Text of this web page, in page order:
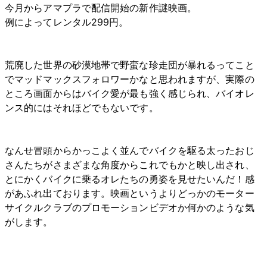
今月からアマプラで配信開始の新作謎映画。
例によってレンタル299円。
荒廃した世界の砂漠地帯で野蛮な珍走団が暴れるってこと
でマッドマックスフォロワーかなと思われますが、実際の
ところ画面からはバイク愛が最も強く感じられ、バイオレ
ンス的にはそれほどでもないです。
なんせ冒頭からかっこよく並んでバイクを駆る太ったおじ
さんたちがさまざまな角度からこれでもかと映し出され、
とにかくバイクに乗るオレたちの勇姿を見せたいんだ！感
があふれ出ております。映画というよりどっかのモーター
サイクルクラブのプロモーションビデオか何かのような気
がします。